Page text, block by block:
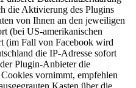
die Aktivierung des Plugins
von Ihnen an den jeweiligen
(bei US-amerikanischen
(im Fall von Facebook wird
die IP-Adresse sofort
Plugin-Anbieter die
vornimmt, empfehlen
Kasten über die